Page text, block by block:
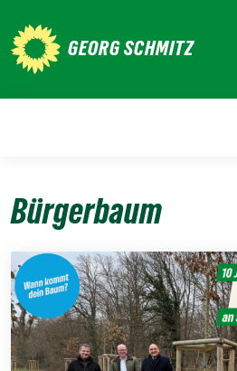
zum
Inhalt
GEORG SCHMITZ
Bürgerbaum